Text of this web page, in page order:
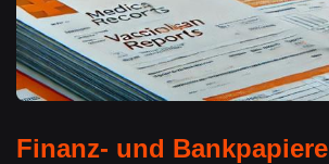
Finanz- und Bankpapiere